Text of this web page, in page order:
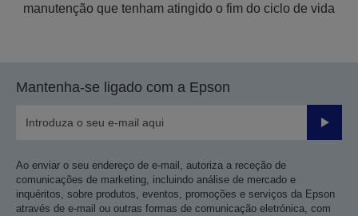
manutenção que tenham atingido o fim do ciclo de vida
Mantenha-se ligado com a Epson
Enviar
Ao enviar o seu endereço de e-mail, autoriza a receção de
comunicações de marketing, incluindo análise de mercado e
inquéritos, sobre produtos, eventos, promoções e serviços da Epson
através de e-mail ou outras formas de comunicação eletrónica, com